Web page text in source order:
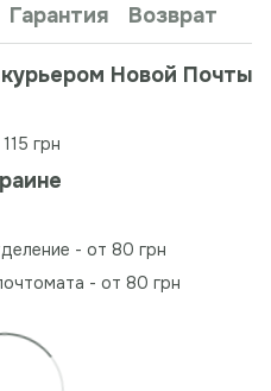
Гарантия Возврат
Новой Почты
грн
- от 80 грн
- от 80 грн